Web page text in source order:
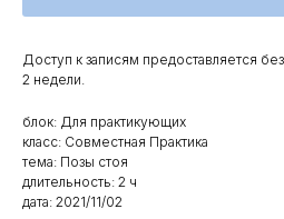
Доступ к записям предоставляется
2 недели.
блок: Для практикующих
класс: Совместная Практика
тема: Позы стоя
длительность: 2 ч
дата: 2021/11/02